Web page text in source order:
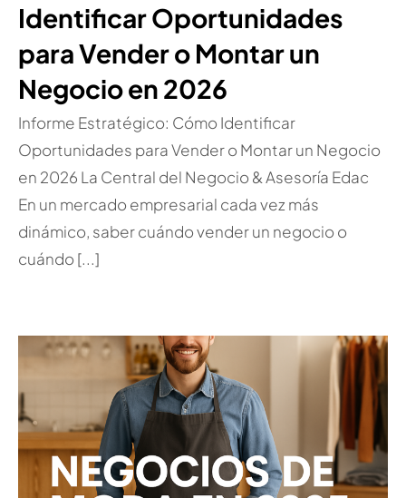
Identificar Oportunidades
para Vender o Montar un
Negocio en 2026
Informe Estratégico: Cómo Identificar
Oportunidades para Vender o Montar un Negocio
en 2026 La Central del Negocio & Asesoría Edac
En un mercado empresarial cada vez más
dinámico, saber cuándo vender un negocio o
cuándo [...]